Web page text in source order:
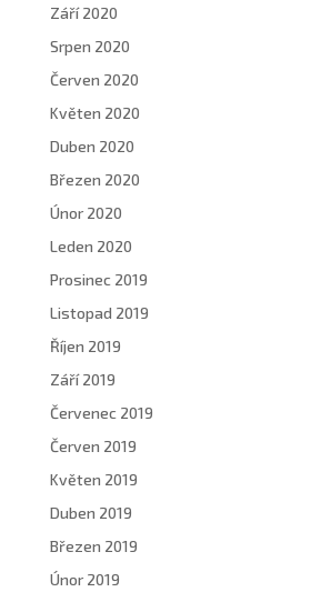
Září 2020
Srpen 2020
Červen 2020
Květen 2020
Duben 2020
Březen 2020
Únor 2020
Leden 2020
Prosinec 2019
Listopad 2019
Říjen 2019
Září 2019
Červenec 2019
Červen 2019
Květen 2019
Duben 2019
Březen 2019
Únor 2019